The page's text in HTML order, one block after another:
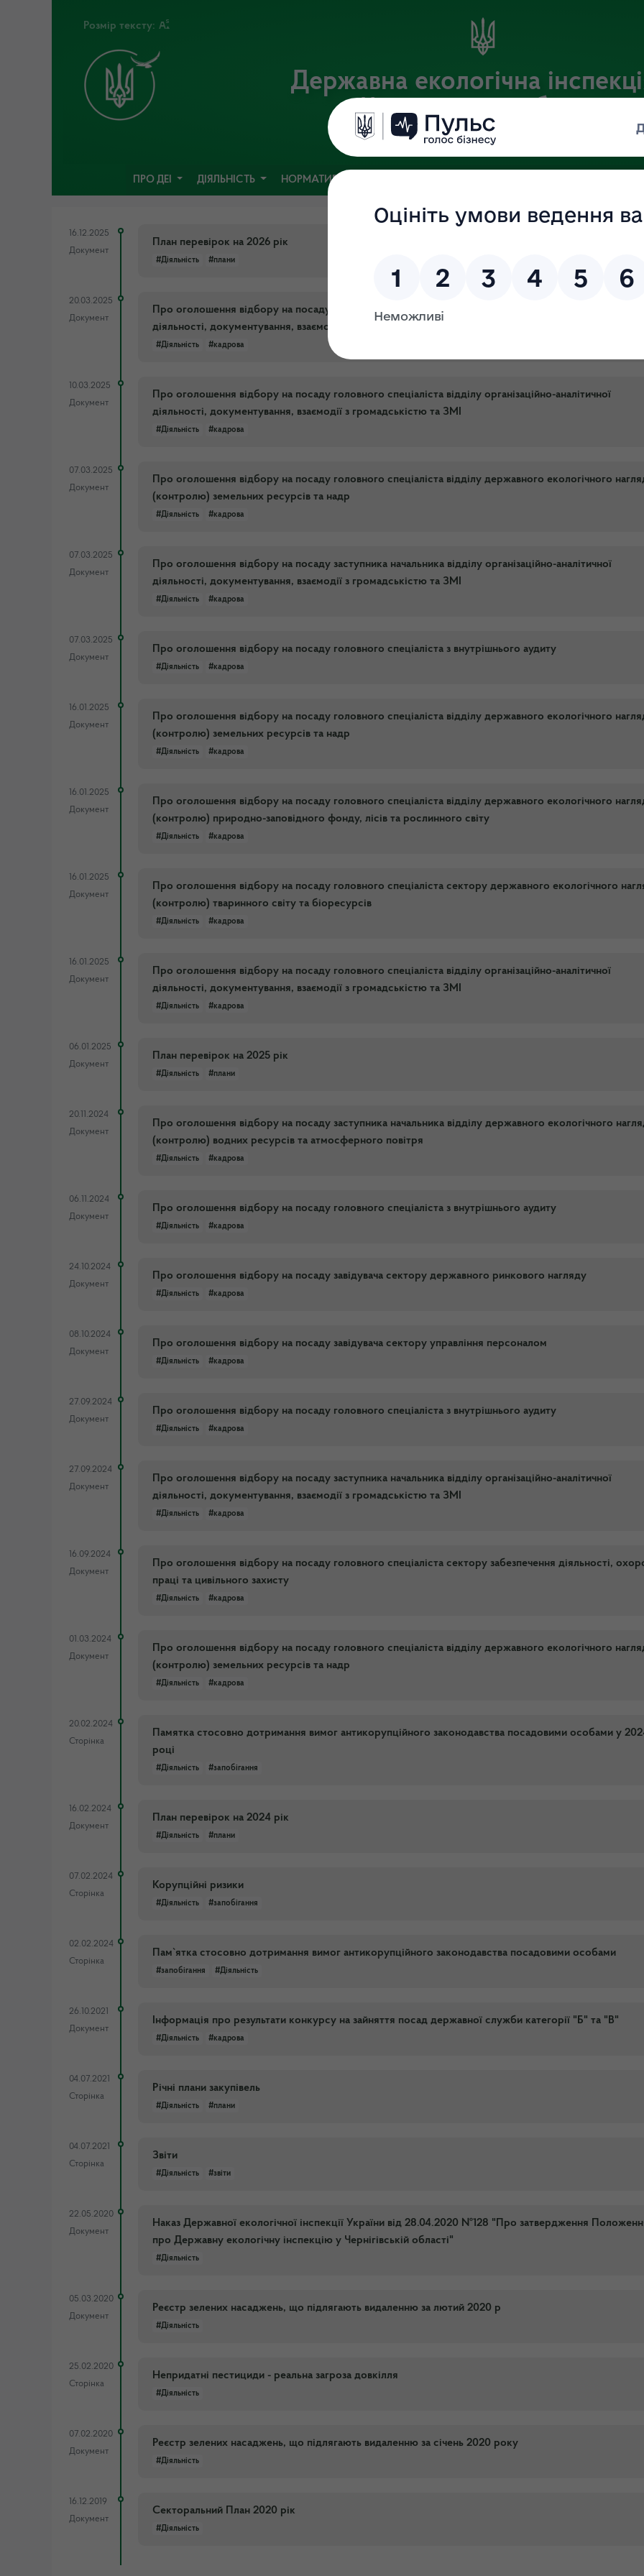
Розмір тексту:
Державна екологічна
Чернігівській області
Офіційний веб-портал
ПРО ДЕІ ДІЯЛЬНІСТЬ НОРМАТИВНА БАЗА
16.12.2025
Документ
План перевірок на 2026 рік
#Діяльність #плани
20.03.2025
Документ
Про оголошення відбору на посаду головного спеціаліста відділу організаційно-аналітичної
діяльності, документування, взаємодії з громадськістю та ЗМІ
#Діяльність #кадрова
10.03.2025
Документ
Про оголошення відбору на посаду головного спеціаліста відділу організаційно-аналітичної
діяльності, документування, взаємодії з громадськістю та ЗМІ
#Діяльність #кадрова
07.03.2025
Документ
Про оголошення відбору на посаду головного спеціаліста відділу державного екологічного
(контролю) земельних ресурсів та надр
#Діяльність #кадрова
07.03.2025
Документ
Про оголошення відбору на посаду заступника начальника відділу організаційно-аналітичної
діяльності, документування, взаємодії з громадськістю та ЗМІ
#Діяльність #кадрова
07.03.2025
Документ
Про оголошення відбору на посаду головного спеціаліста з внутрішнього аудиту
#Діяльність #кадрова
16.01.2025
Документ
Про оголошення відбору на посаду головного спеціаліста відділу державного екологічного
(контролю) земельних ресурсів та надр
#Діяльність #кадрова
16.01.2025
Документ
Про оголошення відбору на посаду головного спеціаліста відділу державного екологічного
(контролю) природно-заповідного фонду, лісів та рослинного світу
#Діяльність #кадрова
16.01.2025
Документ
Про оголошення відбору на посаду головного спеціаліста сектору державного екологічного
(контролю) тваринного світу та біоресурсів
#Діяльність #кадрова
16.01.2025
Документ
Про оголошення відбору на посаду головного спеціаліста відділу організаційно-аналітичної
діяльності, документування, взаємодії з громадськістю та ЗМІ
#Діяльність #кадрова
06.01.2025
Документ
План перевірок на 2025 рік
#Діяльність #плани
20.11.2024
Документ
Про оголошення відбору на посаду заступника начальника відділу державного екологічного
(контролю) водних ресурсів та атмосферного повітря
#Діяльність #кадрова
06.11.2024
Документ
Про оголошення відбору на посаду головного спеціаліста з внутрішнього аудиту
#Діяльність #кадрова
24.10.2024
Документ
Про оголошення відбору на посаду завідувача сектору державного ринкового нагляду
#Діяльність #кадрова
08.10.2024
Документ
Про оголошення відбору на посаду завідувача сектору управління персоналом
#Діяльність #кадрова
27.09.2024
Документ
Про оголошення відбору на посаду головного спеціаліста з внутрішнього аудиту
#Діяльність #кадрова
27.09.2024
Документ
Про оголошення відбору на посаду заступника начальника відділу організаційно-аналітичної
діяльності, документування, взаємодії з громадськістю та ЗМІ
#Діяльність #кадрова
16.09.2024
Документ
Про оголошення відбору на посаду головного спеціаліста сектору забезпечення діяльності,
праці та цивільного захисту
#Діяльність #кадрова
01.03.2024
Документ
Про оголошення відбору на посаду головного спеціаліста відділу державного екологічного
(контролю) земельних ресурсів та надр
#Діяльність #кадрова
20.02.2024
Сторінка
Памятка стосовно дотримання вимог антикорупційного законодавства посадовими особами у
році
#Діяльність #запобігання
16.02.2024
Документ
План перевірок на 2024 рік
#Діяльність #плани
07.02.2024
Сторінка
Корупційні ризики
#Діяльність #запобігання
02.02.2024
Сторінка
Пам`ятка стосовно дотримання вимог антикорупційного законодавства посадовими особами
#запобігання #Діяльність
26.10.2021
Документ
Інформація про результати конкурсу на зайняття посад державної служби категорії "Б" та "В"
#Діяльність #кадрова
04.07.2021
Сторінка
Річні плани закупівель
#Діяльність #плани
04.07.2021
Сторінка
Звіти
#Діяльність #звіти
22.05.2020
Документ
Наказ Державної екологічної інспекції України від 28.04.2020 №128 "Про затвердження
про Державну екологічну інспекцію у Чернігівській області"
#Діяльність
05.03.2020
Документ
Реєстр зелених насаджень, що підлягають видаленню за лютий 2020 р
#Діяльність
25.02.2020
Сторінка
Непридатні пестициди - реальна загроза довкілля
#Діяльність
07.02.2020
Документ
Реєстр зелених насаджень, що підлягають видаленню за січень 2020 року
#Діяльність
16.12.2019
Документ
Секторальний План 2020 рік
#Діяльність